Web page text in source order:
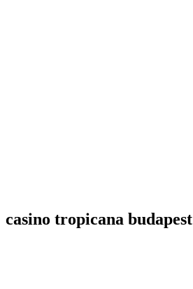
casino tropicana budapest